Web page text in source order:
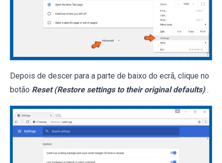
Depois de descer para a parte de baixo do ecrã, clique no
botão Reset (Restore settings to their original defaults) .